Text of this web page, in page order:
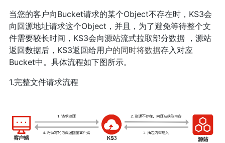
当您的客户向Bucket请求的某个Object不存在时，KS3会
向回源地址请求这个Object，并且，为了避免等待整个文
件需要较长时间，KS3会向源站流式拉取部分数据 ，源站
返回数据后，KS3返回给用户的同时将数据存入对应
Bucket中。具体流程如下图所示。
1.完整文件请求流程